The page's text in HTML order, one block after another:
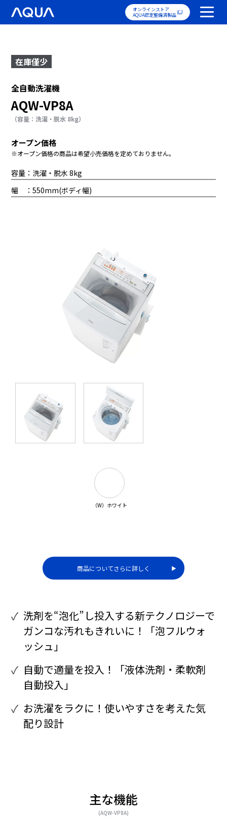
オンラインストア
AQUA認定整備済製品
在庫僅少
全自動洗濯機
AQW-VP8A
（容量：洗濯・脱水 8kg）
オープン価格
※オープン価格の商品は希望小売価格を定めておりません。
容量：洗濯・脱水 8kg
幅 ：550mm(ボディ幅)
（W）ホワイト
商品についてさらに詳しく ▶︎
洗剤を“泡化”し投入する新テクノロジーで
ガンコな汚れもきれいに！「泡フルウォ
ッシュ」
自動で適量を投入！「液体洗剤・柔軟剤
自動投入」
お洗濯をラクに！使いやすさを考えた気
配り設計
主な機能
(AQW-VP8A)